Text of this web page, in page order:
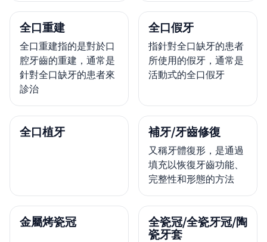
全口重建
全口重建指的是對於口
腔牙齒的重建，通常是
針對全口缺牙的患者來
診治
全口假牙
指針對全口缺牙的患者
所使用的假牙，通常是
活動式的全口假牙
全口植牙 補牙/牙齒修復
又稱牙體復形，是通過
填充以恢復牙齒功能、
完整性和形態的方法
金屬烤瓷冠
全瓷冠/全瓷牙冠/陶
瓷牙套